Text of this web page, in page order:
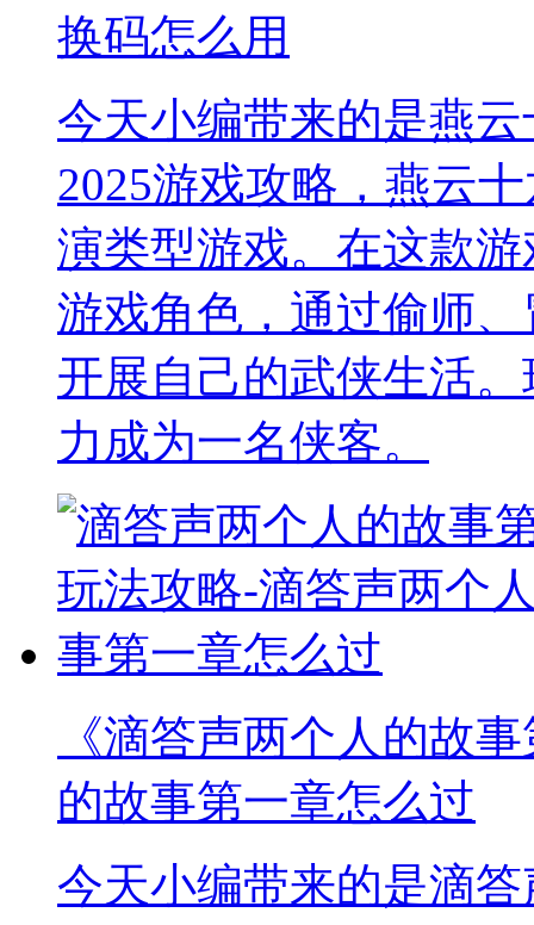
换码怎么用
今天小编带来的是燕
2025游戏攻略，燕云
演类型游戏。在这款
游戏角色，通过偷师
开展自己的武侠生活
力成为一名侠客。
《滴答声两个人的故
的故事第一章怎么过
今天小编带来的是滴